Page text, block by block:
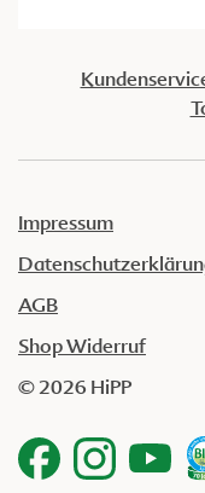
Impressum
AGB
Shop Widerruf
© 2026 HiPP